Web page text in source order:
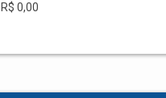
R$ 0,00